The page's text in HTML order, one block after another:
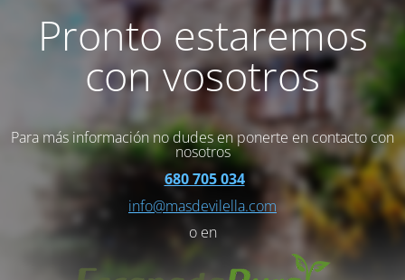
Pronto estaremos
con vosotros
Para más información no dudes en ponerte en contacto con
nosotros
680 705 034
info@masdevilella.com
o en